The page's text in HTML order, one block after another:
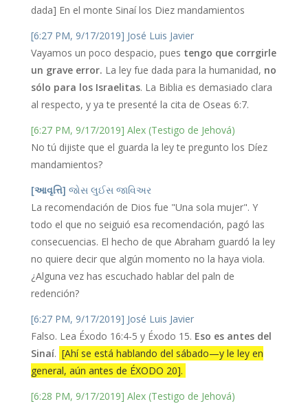
dada] En el monte Sinaí los Diez mandamientos
[6:27 PM, 9/17/2019] José Luis Javier
Vayamos un poco despacio, pues tengo que corrgirle
un grave error. La ley fue dada para la humanidad, no
sólo para los Israelitas. La Biblia es demasiado clara
al respecto, y ya te presenté la cita de Oseas 6:7.
[6:27 PM, 9/17/2019] Alex (Testigo de Jehová)
No tú dijiste que el guarda la ley te pregunto los Díez
mandamientos?
[આવૃત્તિ] જોસ લુઈસ જાવિઅર
La recomendación de Dios fue "Una sola mujer". Y
todo el que no seiguió esa recomendación, pagó las
consecuencias. El hecho de que Abraham guardó la ley
no quiere decir que algún momento no la haya viola.
¿Alguna vez has escuchado hablar del paln de
redención?
[6:27 PM, 9/17/2019] José Luis Javier
Falso. Lea Éxodo 16:4-5 y Éxodo 15. Eso es antes del
Sinaí. [Ahí se está hablando del sábado—y le ley en
general, aún antes de ÉXODO 20].
[6:28 PM, 9/17/2019] Alex (Testigo de Jehová)